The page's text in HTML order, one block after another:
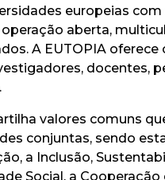
europeias
aberta,
A EUTOPIA oferece
docentes,
valores comuns
conjuntas, sendo
a Inclusão,
Social, a Cooperação